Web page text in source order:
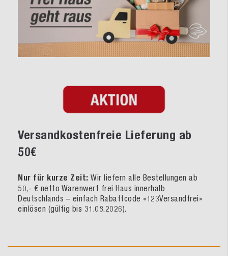
Versandkostenfreie Lieferung ab
50€
Nur für kurze Zeit: Wir liefern alle Bestellungen ab
50,- € netto Warenwert frei Haus innerhalb
Deutschlands – einfach Rabattcode «123Versandfrei»
einlösen (gültig bis 31.08.2026).